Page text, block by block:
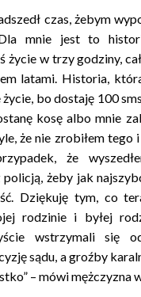
czas, żebym
mnie jest to
życie w trzy godziny,
latami. Historia,
bo dostaję 100
kosę albo mnie
że nie zrobiłem tego
że
policją, żeby jak
Dziękuję tym, co
rodzinie i byłej
wstrzymali się
sądu, a groźby
– mówi mężczyzna